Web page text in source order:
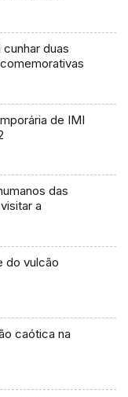
duas
de IMI
das
a
do vulcão
caótica na